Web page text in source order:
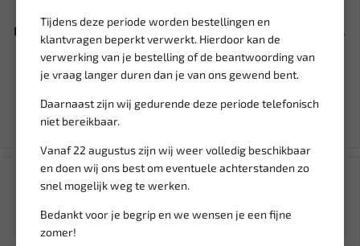
Tijdens deze periode worden bestellingen en
klantvragen beperkt verwerkt. Hierdoor kan de
verwerking van je bestelling of de beantwoording van
je vraag langer duren dan je van ons gewend bent.
Daarnaast zijn wij gedurende deze periode telefonisch
niet bereikbaar.
Vanaf 22 augustus zijn wij weer volledig beschikbaar
en doen wij ons best om eventuele achterstanden zo
snel mogelijk weg te werken.
Bedankt voor je begrip en we wensen je een fijne
zomer!
Diager Booster-Plus SDS-Plus
betonboor 20mm 460mm...
54,95
Ex. btw: € 45,41
BGS Nokkenas blokkeer Tool
voor 1.3 JTD diesel 914...
27,43
Ex. btw: € 22,67